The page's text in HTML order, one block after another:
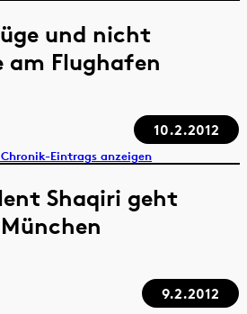
und nicht
am Flughafen
10.2.2012
Eintrags anzeigen
Shaqiri geht
9.2.2012